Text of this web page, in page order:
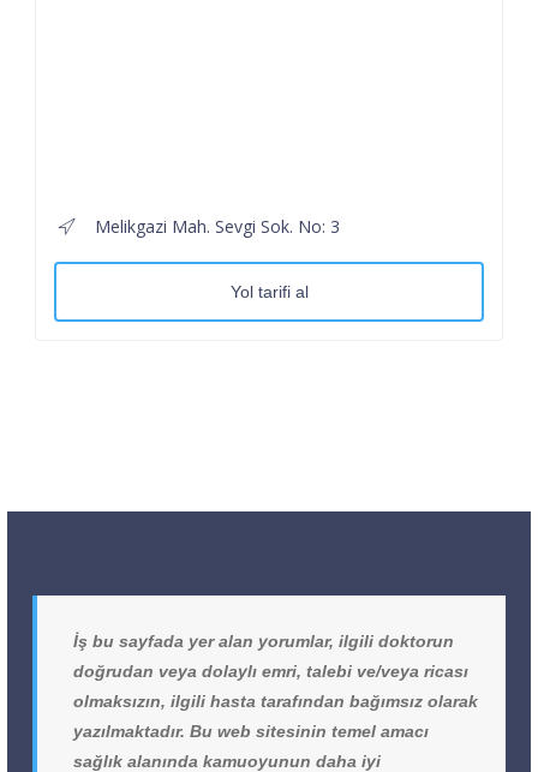
Melikgazi Mah. Sevgi Sok. No: 3
Yol tarifi al
İş bu sayfada yer alan yorumlar, ilgili doktorun
doğrudan veya dolaylı emri, talebi ve/veya ricası
olmaksızın, ilgili hasta tarafından bağımsız olarak
yazılmaktadır. Bu web sitesinin temel amacı
sağlık alanında kamuoyunun daha iyi